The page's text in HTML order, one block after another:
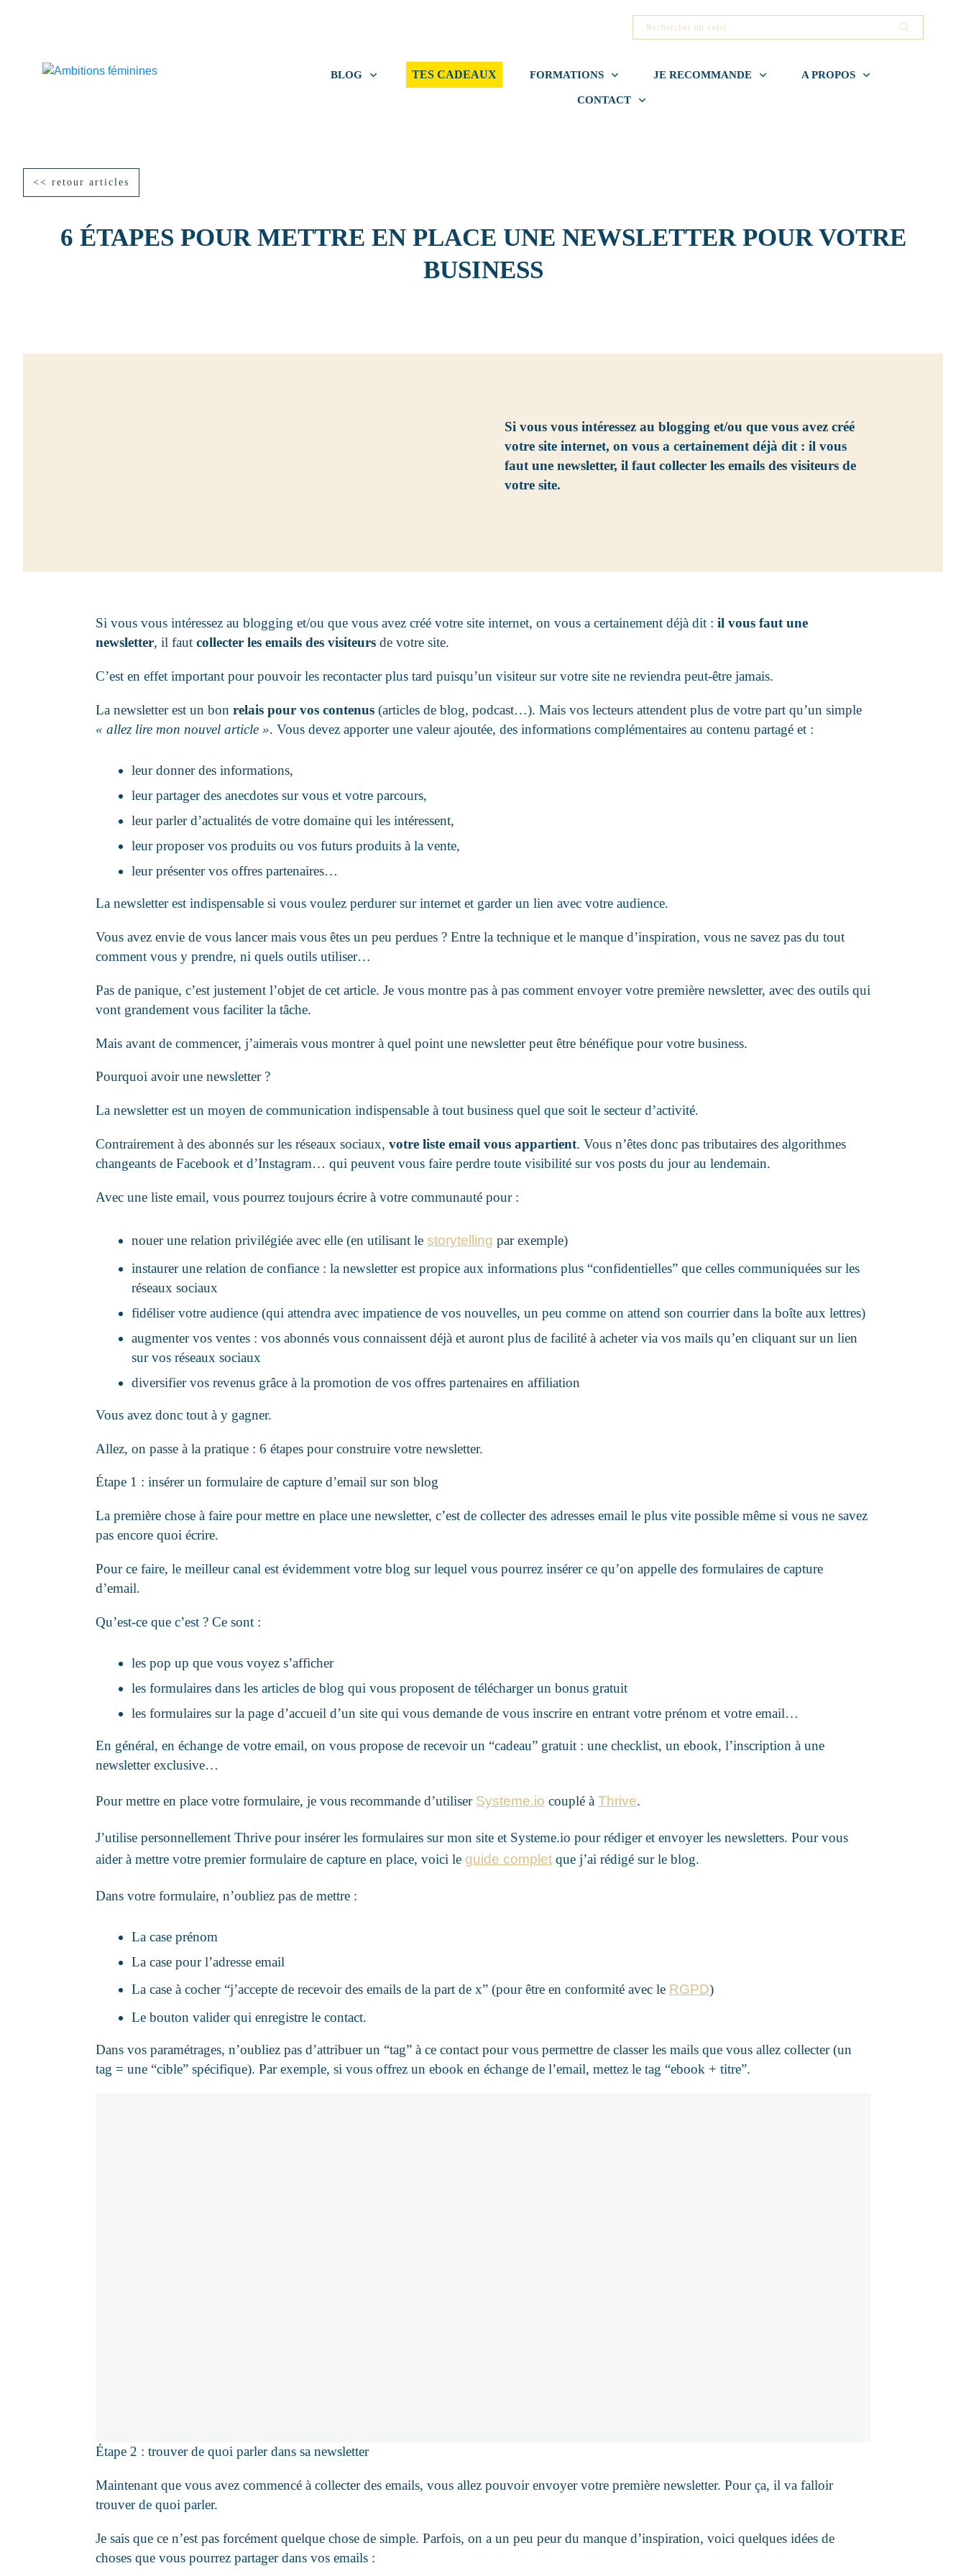
BLOG TES CADEAUX FORMATIONS JE RECOMMANDE A PROPOS
CONTACT
<< retour articles
6 ÉTAPES POUR METTRE EN PLACE UNE NEWSLETTER POUR VOTRE
BUSINESS
Si vous vous intéressez au blogging et/ou que vous avez créé
votre site internet, on vous a certainement déjà dit : il vous
faut une newsletter, il faut collecter les emails des visiteurs de
votre site.
Si vous vous intéressez au blogging et/ou que vous avez créé votre site internet, on vous a certainement déjà dit : il vous faut une
newsletter, il faut collecter les emails des visiteurs de votre site.
C’est en effet important pour pouvoir les recontacter plus tard puisqu’un visiteur sur votre site ne reviendra peut-être jamais.
La newsletter est un bon relais pour vos contenus (articles de blog, podcast…). Mais vos lecteurs attendent plus de votre part qu’un simple
« allez lire mon nouvel article ». Vous devez apporter une valeur ajoutée, des informations complémentaires au contenu partagé et :
leur donner des informations,
leur partager des anecdotes sur vous et votre parcours,
leur parler d’actualités de votre domaine qui les intéressent,
leur proposer vos produits ou vos futurs produits à la vente,
leur présenter vos offres partenaires…
La newsletter est indispensable si vous voulez perdurer sur internet et garder un lien avec votre audience.
Vous avez envie de vous lancer mais vous êtes un peu perdues ? Entre la technique et le manque d’inspiration, vous ne savez pas du tout
comment vous y prendre, ni quels outils utiliser…
Pas de panique, c’est justement l’objet de cet article. Je vous montre pas à pas comment envoyer votre première newsletter, avec des outils qui
vont grandement vous faciliter la tâche.
Mais avant de commencer, j’aimerais vous montrer à quel point une newsletter peut être bénéfique pour votre business.
Pourquoi avoir une newsletter ?
La newsletter est un moyen de communication indispensable à tout business quel que soit le secteur d’activité.
Contrairement à des abonnés sur les réseaux sociaux, votre liste email vous appartient. Vous n’êtes donc pas tributaires des algorithmes
changeants de Facebook et d’Instagram… qui peuvent vous faire perdre toute visibilité sur vos posts du jour au lendemain.
Avec une liste email, vous pourrez toujours écrire à votre communauté pour :
nouer une relation privilégiée avec elle (en utilisant le storytelling par exemple)
instaurer une relation de confiance : la newsletter est propice aux informations plus “confidentielles” que celles communiquées sur les
réseaux sociaux
fidéliser votre audience (qui attendra avec impatience de vos nouvelles, un peu comme on attend son courrier dans la boîte aux lettres)
augmenter vos ventes : vos abonnés vous connaissent déjà et auront plus de facilité à acheter via vos mails qu’en cliquant sur un lien
sur vos réseaux sociaux
diversifier vos revenus grâce à la promotion de vos offres partenaires en affiliation
Vous avez donc tout à y gagner.
Allez, on passe à la pratique : 6 étapes pour construire votre newsletter.
Étape 1 : insérer un formulaire de capture d’email sur son blog
La première chose à faire pour mettre en place une newsletter, c’est de collecter des adresses email le plus vite possible même si vous ne savez
pas encore quoi écrire.
Pour ce faire, le meilleur canal est évidemment votre blog sur lequel vous pourrez insérer ce qu’on appelle des formulaires de capture
d’email.
Qu’est-ce que c’est ? Ce sont :
les pop up que vous voyez s’afficher
les formulaires dans les articles de blog qui vous proposent de télécharger un bonus gratuit
les formulaires sur la page d’accueil d’un site qui vous demande de vous inscrire en entrant votre prénom et votre email…
En général, en échange de votre email, on vous propose de recevoir un “cadeau” gratuit : une checklist, un ebook, l’inscription à une
newsletter exclusive…
Pour mettre en place votre formulaire, je vous recommande d’utiliser Systeme.io couplé à Thrive.
J’utilise personnellement Thrive pour insérer les formulaires sur mon site et Systeme.io pour rédiger et envoyer les newsletters. Pour vous
aider à mettre votre premier formulaire de capture en place, voici le guide complet que j’ai rédigé sur le blog.
Dans votre formulaire, n’oubliez pas de mettre :
La case prénom
La case pour l’adresse email
La case à cocher “j’accepte de recevoir des emails de la part de x” (pour être en conformité avec le RGPD)
Le bouton valider qui enregistre le contact.
Dans vos paramétrages, n’oubliez pas d’attribuer un “tag” à ce contact pour vous permettre de classer les mails que vous allez collecter (un
tag = une “cible” spécifique). Par exemple, si vous offrez un ebook en échange de l’email, mettez le tag “ebook + titre”.
Étape 2 : trouver de quoi parler dans sa newsletter
Maintenant que vous avez commencé à collecter des emails, vous allez pouvoir envoyer votre première newsletter. Pour ça, il va falloir
trouver de quoi parler.
Je sais que ce n’est pas forcément quelque chose de simple. Parfois, on a un peu peur du manque d’inspiration, voici quelques idées de
choses que vous pourrez partager dans vos emails :